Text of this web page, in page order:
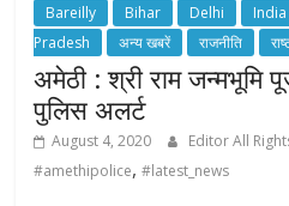
Bareilly Bihar Delhi India
Pradesh
अन्य खबरें राजनीति
अमेठी : श्री राम जन्मभूमि
पुलिस अलर्ट
August 4, 2020 Editor All
#amethipolice,#latest_news